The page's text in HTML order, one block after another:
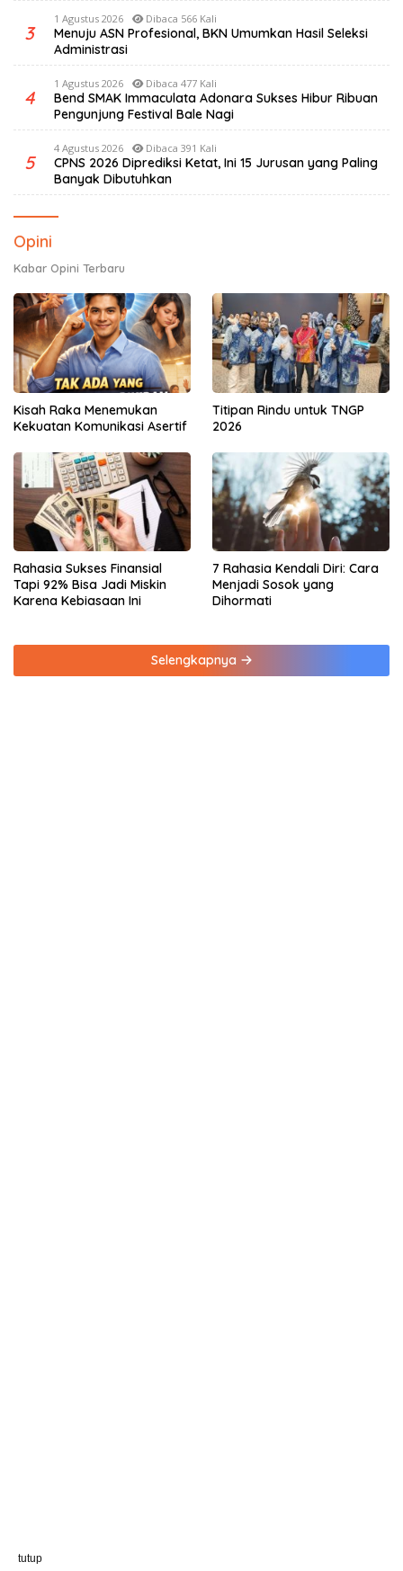
3
1 Agustus 2026 Dibaca 566 Kali
Menuju ASN Profesional, BKN Umumkan Hasil Seleksi
Administrasi
4
1 Agustus 2026 Dibaca 477 Kali
Bend SMAK Immaculata Adonara Sukses Hibur Ribuan
Pengunjung Festival Bale Nagi
5
4 Agustus 2026 Dibaca 391 Kali
CPNS 2026 Diprediksi Ketat, Ini 15 Jurusan yang Paling
Banyak Dibutuhkan
Opini
Kabar Opini Terbaru
Kisah Raka Menemukan
Kekuatan Komunikasi Asertif
Titipan Rindu untuk TNGP
2026
Rahasia Sukses Finansial
Tapi 92% Bisa Jadi Miskin
Karena Kebiasaan Ini
7 Rahasia Kendali Diri: Cara
Menjadi Sosok yang
Dihormati
Selengkapnya
tutup